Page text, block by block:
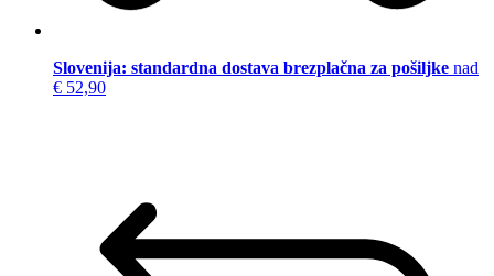
Slovenija: standardna dostava brezplačna za pošiljke nad
€ 52,90